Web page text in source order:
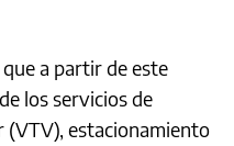
a partir de este
los servicios de
(VTV), estacionamiento